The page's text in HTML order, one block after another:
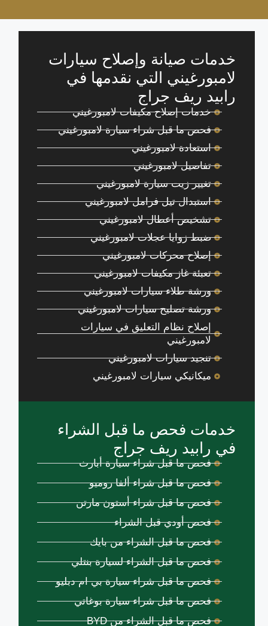
خدمات صيانة وإصلاح سيارات
لامبورغيني التي نقدمها في
رابيد ريف جراج
خدمات إصلاح مكيفات لامبورغيني
فحص ما قبل شراء سيارة لامبورغيني
استعادة لامبورغيني
تفاصيل لامبورغيني
تغيير زيت سيارة لامبورغيني
استبدال تيل فرامل لامبورغيني
تشخيص أعطال لامبورغيني
ضبط زوايا عجلات لامبورغيني
إصلاح محركات لامبورغيني
تعبئة غاز مكيفات لامبورغيني
ورشة طلاء سيارات لامبورغيني
ورشة تصليح سيارات لامبورغيني
إصلاح نظام التعليق في سيارات
لامبورغيني
تنجيد سيارات لامبورغيني
ميكانيكي سيارات لامبورغيني
خدمات فحص ما قبل الشراء
في رابيد ريف جراج
فحص ما قبل شراء سيارة أبارث
فحص ما قبل شراء ألفا روميو
فحص ما قبل شراء أستون مارتن
فحص أودي قبل الشراء
فحص ما قبل الشراء من بايك
فحص ما قبل الشراء لسيارة بنتلي
فحص ما قبل شراء سيارة بي ام دبليو
فحص ما قبل شراء سيارة بوغاتي
فحص ما قبل الشراء من BYD